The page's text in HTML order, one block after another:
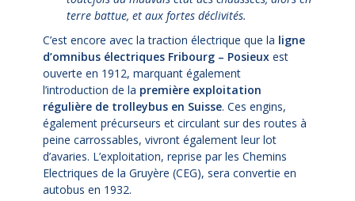
terre battue, et aux fortes déclivités.
C’est encore avec la traction électrique que la ligne
d’omnibus électriques Fribourg – Posieux est
ouverte en 1912, marquant également
l’introduction de la première exploitation
régulière de trolleybus en Suisse. Ces engins,
également précurseurs et circulant sur des routes à
peine carrossables, vivront également leur lot
d’avaries. L’exploitation, reprise par les Chemins
Electriques de la Gruyère (CEG), sera convertie en
autobus en 1932.